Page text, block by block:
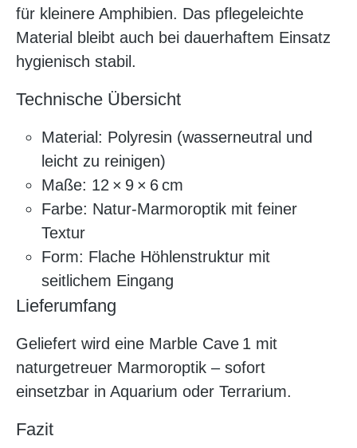
für kleinere Amphibien. Das pflegeleichte
Material bleibt auch bei dauerhaftem Einsatz
hygienisch stabil.
Technische Übersicht
Material: Polyresin (wasserneutral und
leicht zu reinigen)
Maße: 12 × 9 × 6 cm
Farbe: Natur-Marmoroptik mit feiner
Textur
Form: Flache Höhlenstruktur mit
seitlichem Eingang
Lieferumfang
Geliefert wird eine Marble Cave 1 mit
naturgetreuer Marmoroptik – sofort
einsetzbar in Aquarium oder Terrarium.
Fazit